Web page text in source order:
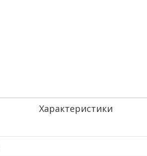
Характеристики